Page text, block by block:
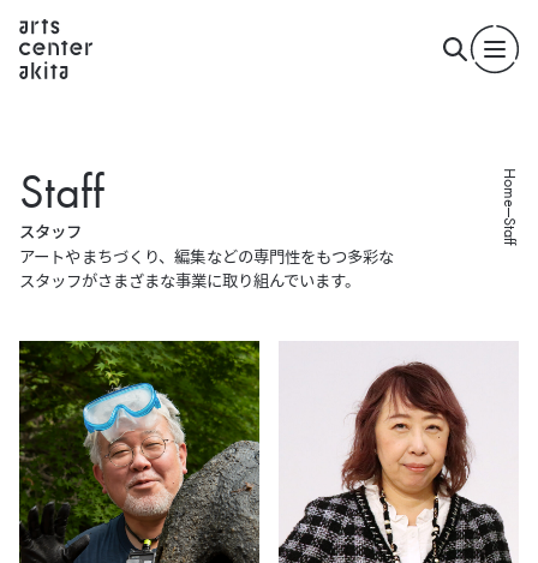
Home
Staff
Staff
スタ ッフ
アートやまちづくり、編集などの専門性をもつ多彩な
スタッフがさまざまな事業に取り組んでいます。